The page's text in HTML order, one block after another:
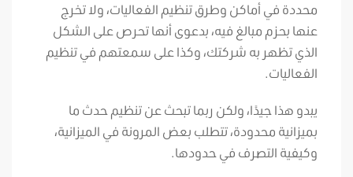
محددة في أماكن وطرق تنظيم الفعاليات، ولا تخرج
عنها بحزم مبالغ فيه، بدعوى أنها تحرص على الشكل
الذي تظهر به شركتك، وكذا على سمعتهم في تنظيم
الفعاليات.
يبدو هذا جيدًا، ولكن ربما تبحث عن تنظيم حدث ما
بميزانية محدودة، تتطلب بعض المرونة في الميزانية،
وكيفية التصرف في حدودها.